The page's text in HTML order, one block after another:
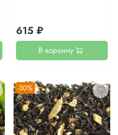
615 ₽
В корзину
-30%